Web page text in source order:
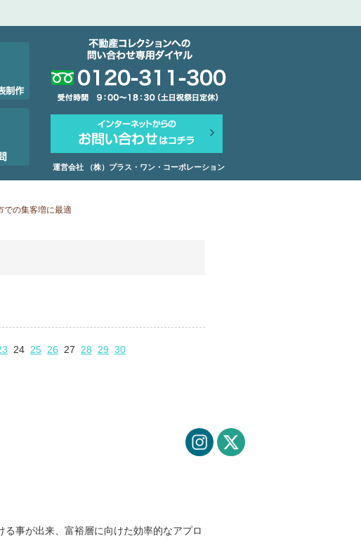
運営会社 （株）プラス・ワン・コーポレーション
での集客増に最適
24 25 26 27 28 29 30
事が出来、富裕層に向けた効率的なアプロ